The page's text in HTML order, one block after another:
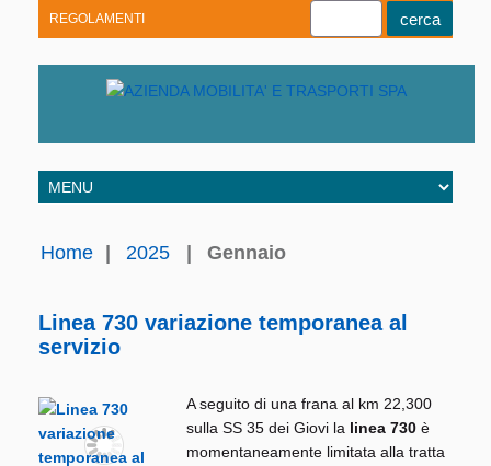
REGOLAMENTI
Home 2025 Gennaio
Linea 730 variazione temporanea al
servizio
A seguito di una frana al km 22,300
sulla SS 35 dei Giovi la linea 730 è
momentaneamente limitata alla tratta